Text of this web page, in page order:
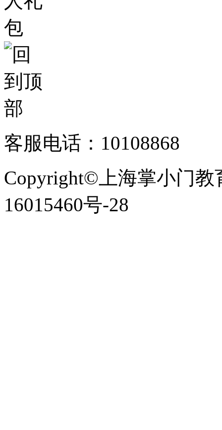
客服电话：10108868
Copyright©上海掌小门教
16015460号-28